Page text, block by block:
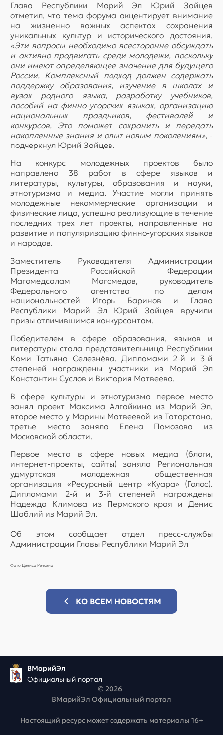
Глава Республики Марий Эл Юрий Зайцев
отметил, что тема форума акцентирует внимание
на жизненно важных аспектах сохранения
уникальных культур и исторического достояния.
«Эти вопросы необходимо всесторонне обсуждать
и активно продвигать среди молодежи, поскольку
они имеют определяющее значение для будущего
России. Комплексный подход должен содержать
поддержку образования, изучение в школах и
вузах родного языка, разработку учебников,
пособий на финно-угорских языках, организацию
национальных праздников, фестивалей и
конкурсов. Это поможет сохранить и передать
накопленные знания и опыт новым поколениям», -
подчеркнул Юрий Зайцев.
На конкурс молодежных проектов было
направлено 38 работ в сфере языков и
литературы, культуры, образования и науки,
этнотуризма и медиа. Участие могли принять
молодежные некоммерческие организации и
физические лица, успешно реализующие в течение
последних трех лет проекты, направленные на
развитие и популяризацию финно-угорских языков
и народов.
Заместитель Руководителя Администрации
Президента Российской Федерации
Магомедсалам Магомедов, руководитель
Федерального агентства по делам
национальностей Игорь Баринов и Глава
Республики Марий Эл Юрий Зайцев вручили
призы отличившимся конкурсантам.
Победителем в сфере образования, языков и
литературы стала представительница Республики
Коми Татьяна Селезнёва. Дипломами 2-й и 3-й
степеней награждены участники из Марий Эл
Константин Суслов и Виктория Матвеева.
В сфере культуры и этнотуризма первое место
занял проект Максима Алгайкина из Марий Эл,
второе место у Марины Матвеевой из Татарстана,
третье место заняла Елена Помозова из
Московской области.
Первое место в сфере новых медиа (блоги,
интернет-проекты, сайты) заняла Региональная
удмуртская молодежная общественная
организация «Ресурсный центр «Куара» (Голос).
Дипломами 2-й и 3-й степеней награждены
Надежда Климова из Пермского края и Денис
Шаблий из Марий Эл.
Об этом сообщает отдел пресс-службы
Администрации Главы Республики Марий Эл
Фото Дениса Речкина
КО ВСЕМ НОВОСТЯМ
ВМарийЭл
Официальный портал
© 2026
ВМарийЭл Официальный портал
Настоящий ресурс может содержать материалы 16+